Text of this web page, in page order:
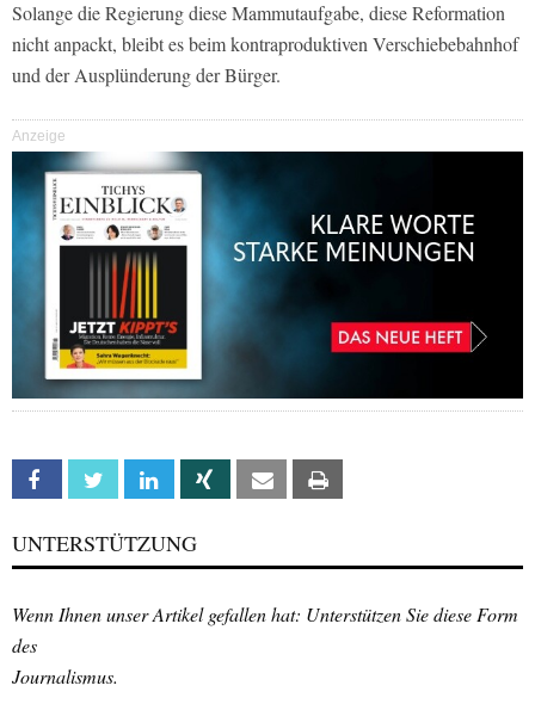
Solange die Regierung diese Mammutaufgabe, diese Reformation
nicht anpackt, bleibt es beim kontraproduktiven Verschiebebahnhof
und der Ausplünderung der Bürger.
Anzeige
Facebook Twitter Linkedin Xing Email
UNTERSTÜTZUNG
Wenn Ihnen unser Artikel gefallen hat: Unterstützen Sie diese Form
des
Journalismus.